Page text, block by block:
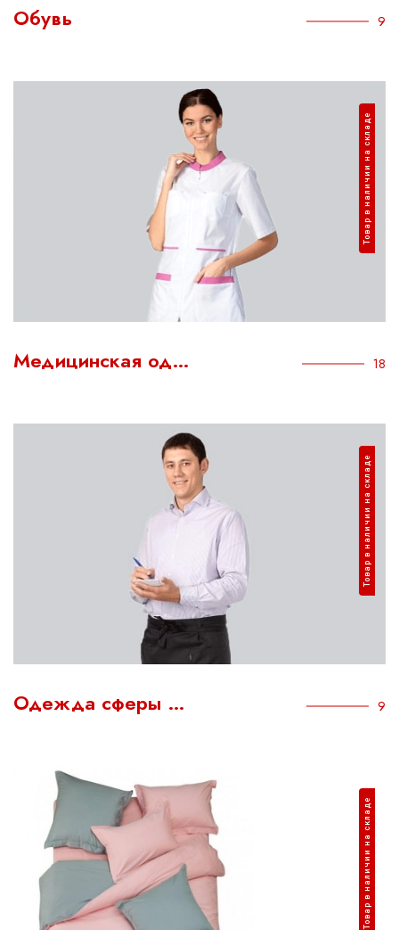
Обувь 9
Товар в наличии на складе
Медицинская од… 18
Товар в наличии на складе
Одежда сферы … 9
Товар в наличии на складе